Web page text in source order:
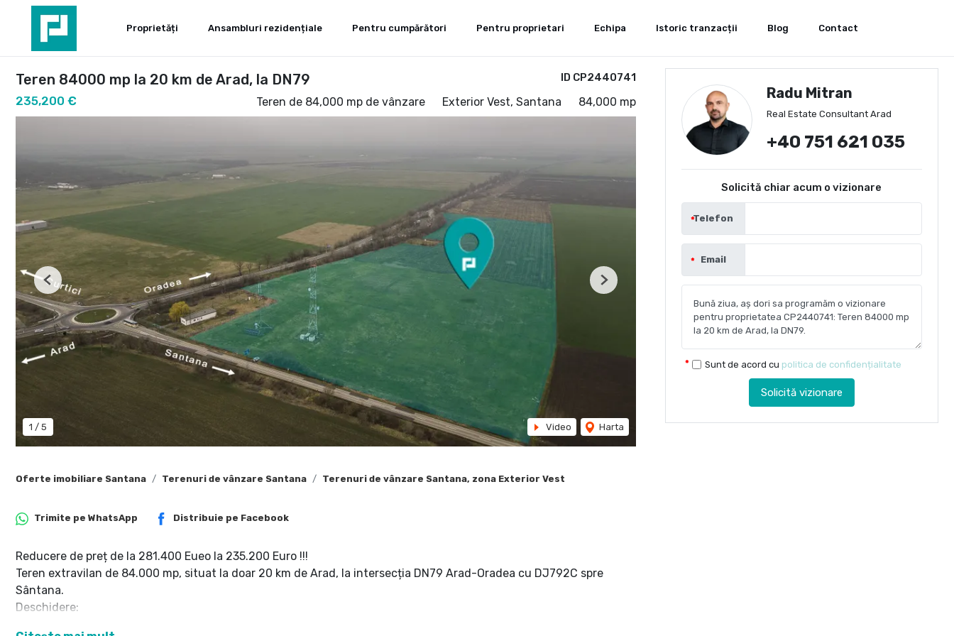
Proprietăți Ansambluri rezidențiale Pentru cumpărători Pentru proprietari Echipa Istoric tranzacții Blog Contact
ID CP2440741
Teren 84000 mp la 20 km de Arad, la DN79
235,200 € Teren de 84,000 mp de vânzare Exterior Vest, Santana 84,000 mp
1 / 5 Video Harta
Previous Next
Oferte imobiliare Santana Terenuri de vânzare Santana Terenuri de vânzare Santana, zona Exterior Vest
Trimite pe WhatsApp Distribuie pe Facebook
Reducere de preț de la 281.400 Eueo la 235.200 Euro !!!
Teren extravilan de 84.000 mp, situat la doar 20 km de Arad, la intersecția DN79 Arad-Oradea cu DJ792C spre
Sântana.
Deschidere:
Radu Mitran
Real Estate Consultant Arad
+40 751 621 035
Solicită chiar acum o vizionare
Telefon
Email
Sunt de acord cu politica de confidențialitate
Solicită vizionare